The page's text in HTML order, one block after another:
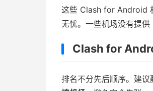
这些 Clash for Android
无忧。一些机场没有提
Clash for
排名不分先后顺序。建议